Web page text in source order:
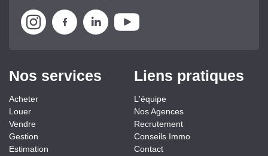
Nos services
Acheter
Louer
Vendre
Gestion
Estimation
Liens pratiques
L'équipe
Nos Agences
Recrutement
Conseils Immo
Contact